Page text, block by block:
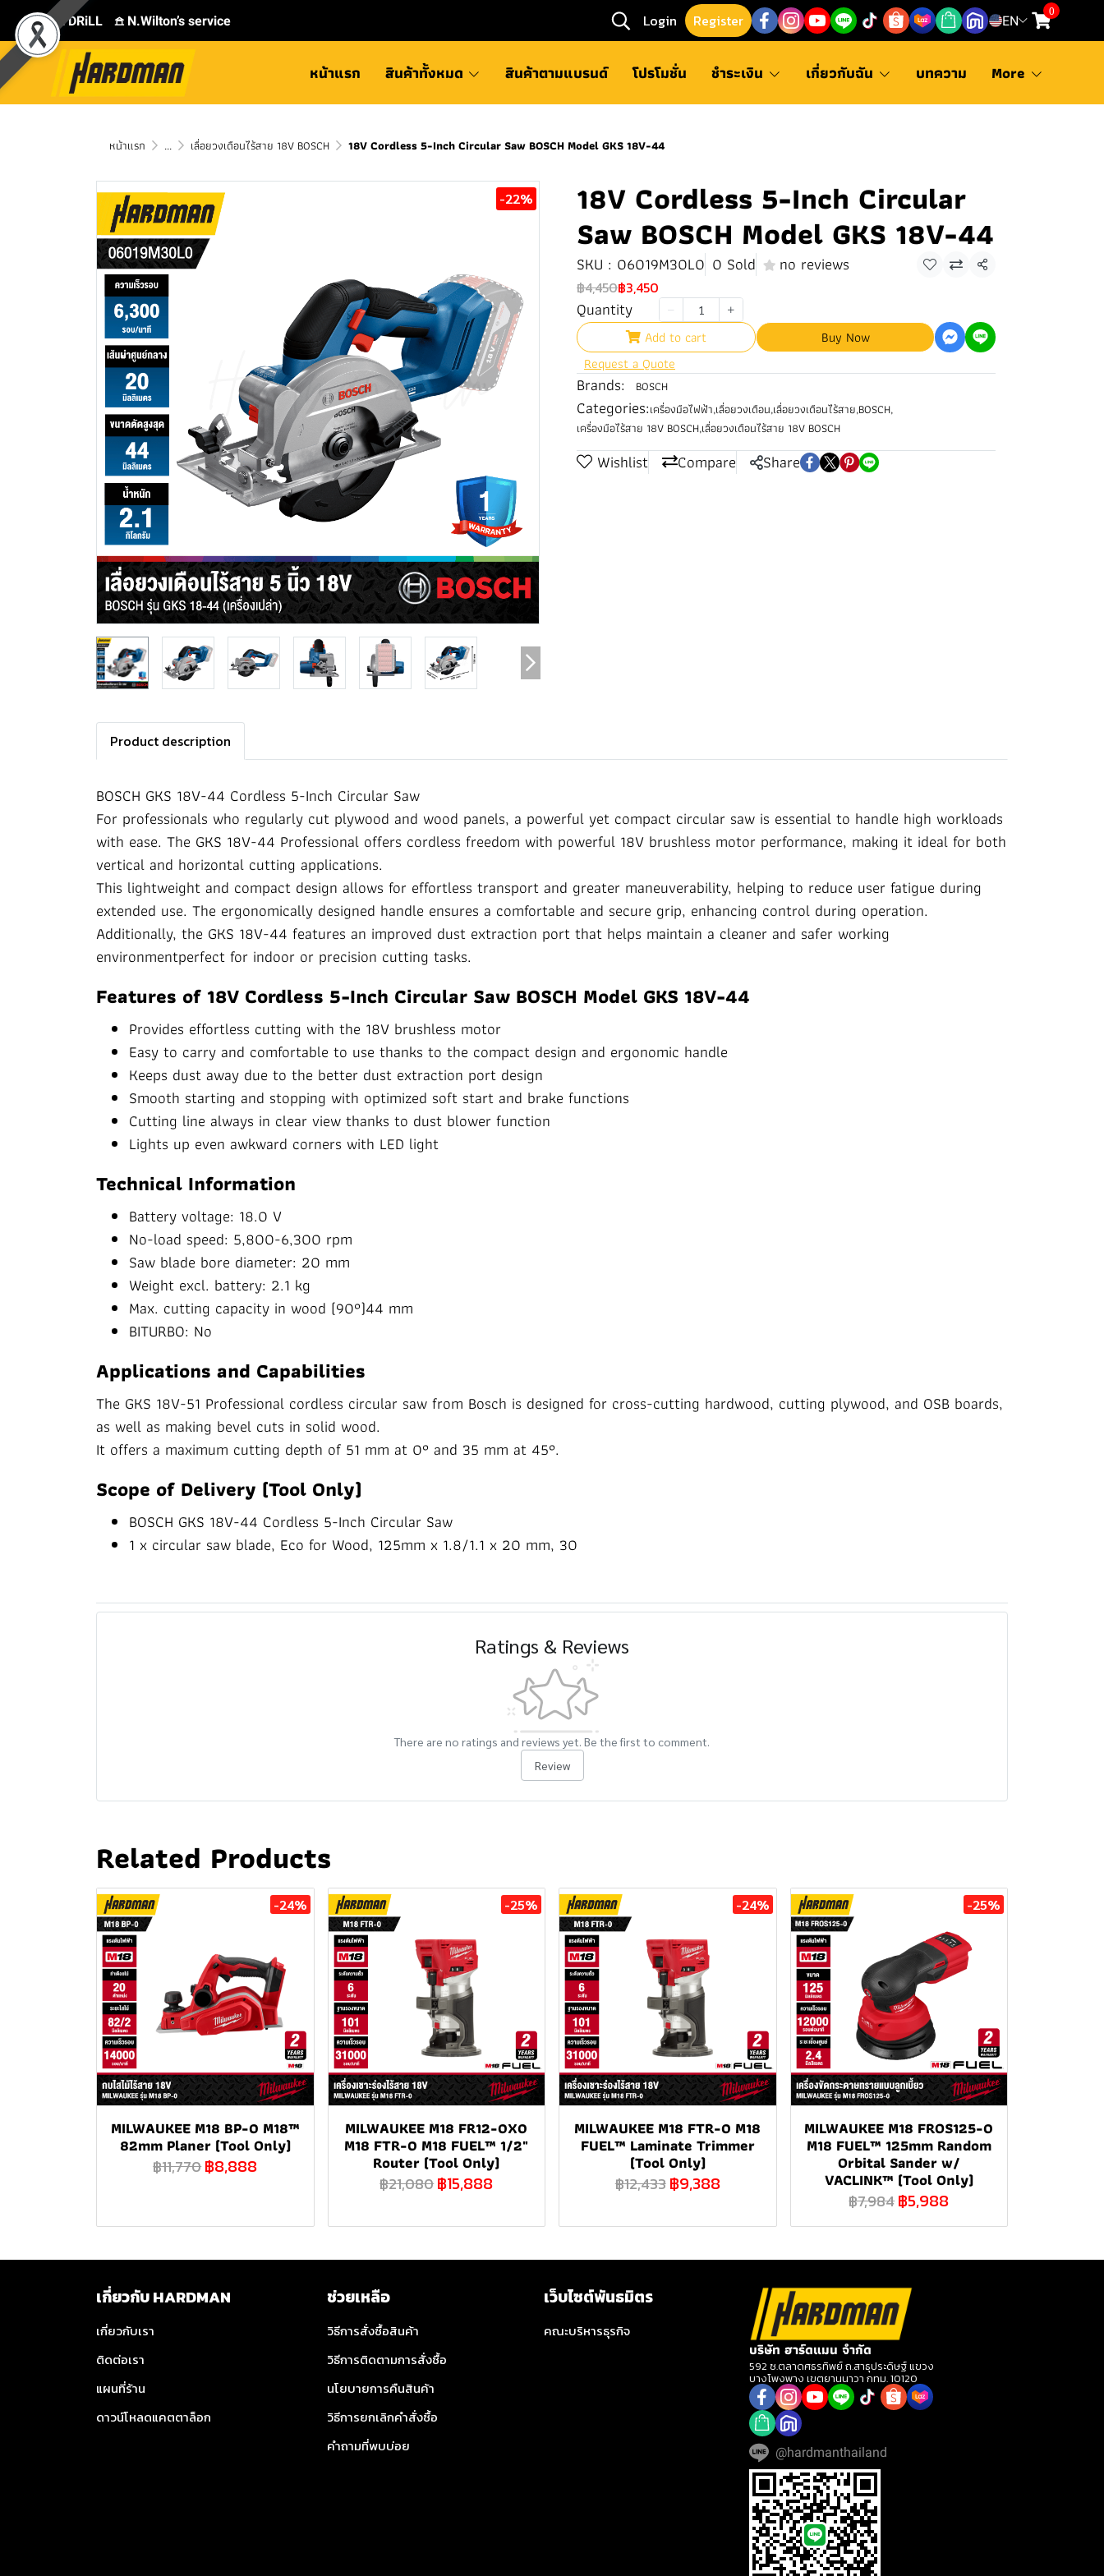
⛾ DRiLL 𖠿 N.Wilton’s service Login Register EN
0
หน้าแรก สินค้าทั้งหมด สินค้าตามแบรนด์ โปรโมชั่น ชำระเงิน เกี่ยวกับฉัน บทความ More
หน้าแรก ... เลื่อยวงเดือนไร้สาย 18V BOSCH 18V Cordless 5-Inch Circular Saw BOSCH Model GKS 18V-44
-22% 18V Cordless 5-Inch Circular
Saw BOSCH Model GKS 18V-44
SKU : 06019M30L0 0 Sold no reviews Share
฿4,450฿3,450
Quantity
Add to cart
Buy Now
Request a Quote
Brands: BOSCH
Categories:เครื่องมือไฟฟ้า,เลื่อยวงเดือน,เลื่อยวงเดือนไร้สาย,BOSCH,
เครื่องมือไร้สาย 18V BOSCH,เลื่อยวงเดือนไร้สาย 18V BOSCH
Wishlist Compare Share
Product description
BOSCH GKS 18V-44 Cordless 5-Inch Circular Saw
For professionals who regularly cut plywood and wood panels, a powerful yet compact circular saw is essential to handle high workloads
with ease. The GKS 18V-44 Professional offers cordless freedom with powerful 18V brushless motor performance, making it ideal for both
vertical and horizontal cutting applications.
This lightweight and compact design allows for effortless transport and greater maneuverability, helping to reduce user fatigue during
extended use. The ergonomically designed handle ensures a comfortable and secure grip, enhancing control during operation.
Additionally, the GKS 18V-44 features an improved dust extraction port that helps maintain a cleaner and safer working
environmentperfect for indoor or precision cutting tasks.
Features of 18V Cordless 5-Inch Circular Saw BOSCH Model GKS 18V-44
Provides effortless cutting with the 18V brushless motor
Easy to carry and comfortable to use thanks to the compact design and ergonomic handle
Keeps dust away due to the better dust extraction port design
Smooth starting and stopping with optimized soft start and brake functions
Cutting line always in clear view thanks to dust blower function
Lights up even awkward corners with LED light
Technical Information
Battery voltage: 18.0 V
No-load speed: 5,800-6,300 rpm
Saw blade bore diameter: 20 mm
Weight excl. battery: 2.1 kg
Max. cutting capacity in wood (90°)44 mm
BITURBO: No
Applications and Capabilities
The GKS 18V-51 Professional cordless circular saw from Bosch is designed for cross-cutting hardwood, cutting plywood, and OSB boards,
as well as making bevel cuts in solid wood.
It offers a maximum cutting depth of 51 mm at 0° and 35 mm at 45°.
Scope of Delivery (Tool Only)
BOSCH GKS 18V-44 Cordless 5-Inch Circular Saw
1 x circular saw blade, Eco for Wood, 125mm x 1.8/1.1 x 20 mm, 30
Ratings & Reviews
There are no ratings and reviews yet. Be the first to comment.
Review
Related Products
-24%
MILWAUKEE M18 BP-0 M18™
82mm Planer (Tool Only)
฿11,770฿8,888
-25%
MILWAUKEE M18 FR12-0X0
M18 FTR-0 M18 FUEL™ 1/2"
Router (Tool Only)
฿21,080฿15,888
-24%
MILWAUKEE M18 FTR-0 M18
FUEL™ Laminate Trimmer
(Tool Only)
฿12,433฿9,388
-25%
MILWAUKEE M18 FROS125-0
M18 FUEL™ 125mm Random
Orbital Sander w/
VACLINK™ (Tool Only)
฿7,984฿5,988
เกี่ยวกับ HARDMAN
เกี่ยวกับเรา
ติดต่อเรา
แผนที่ร้าน
ดาวน์โหลดแคตตาล็อก
ช่วยเหลือ
วิธีการสั่งซื้อสินค้า
วิธีการติดตามการสั่งซื้อ
นโยบายการคืนสินค้า
วิธีการยกเลิกคำสั่งซื้อ
คำถามที่พบบ่อย
เว็บไซต์พันธมิตร
คณะบริหารธุรกิจ
บริษัท ฮาร์ดแมน จำกัด
592 ซ.ตลาดศธรทิพย์ ถ.สาธุประดิษฐ์ แขวง
บางโพงพาง เขตยานนาวา กทม. 10120
@hardmanthailand